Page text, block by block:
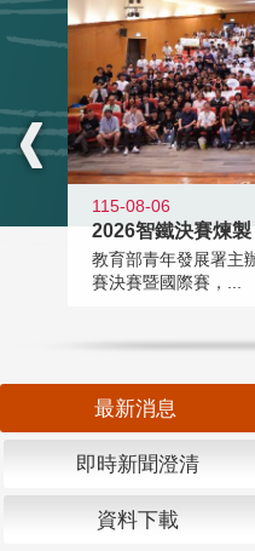
115-08-06
2026智鐵決賽煉
教育部青年發展署主
賽決賽暨國際賽，...
最新消息
即時新聞澄清
資料下載